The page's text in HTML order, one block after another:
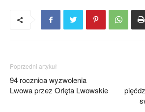
Poprzedni artykuł
94 rocznica wyzwolenia
Lwowa przez Orlęta Lwowskie